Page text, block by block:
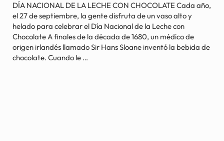
DÍA NACIONAL DE LA LECHE CON CHOCOLATE Cada año,
el 27 de septiembre, la gente disfruta de un vaso alto y
helado para celebrar el Día Nacional de la Leche con
Chocolate A finales de la década de 1680, un médico de
origen irlandés llamado Sir Hans Sloane inventó la bebida de
chocolate. Cuando le …